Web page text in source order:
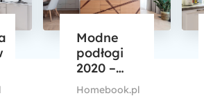
Modne
podłogi
2020 –
trendy i
inspiracje
Homebook.pl